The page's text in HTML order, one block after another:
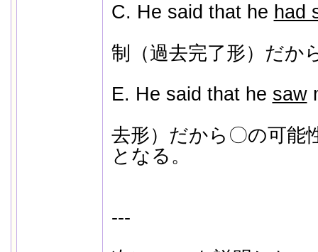
C. He said that he had
制（過去完了形）だか
E. He said that he saw
去形）だから〇の可能
となる。
---